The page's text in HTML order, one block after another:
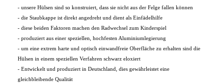
- unsere Hülsen sind so konstruiert, dass sie nicht aus der Felge fallen können
- die Staubkappe ist direkt angedreht und dient als Einfädelhilfe
- diese beiden Faktoren machen den Radwechsel zum Kinderspiel
- produziert aus einer speziellen, hochfesten Aluminiumlegierung
- um eine extrem harte und optisch einwandfreie Oberfläche zu erhalten sind die
Hülsen in einem speziellen Verfahren schwarz eloxiert
- Entwickelt und produziert in Deutschland, dies gewährleistet eine
gleichbleibende Qualität